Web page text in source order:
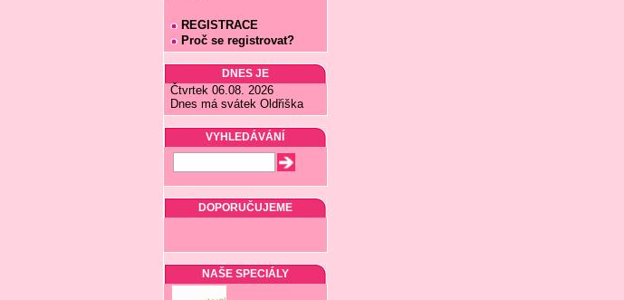
REGISTRACE
Proč se registrovat?
DNES JE
Čtvrtek 06.08. 2026
Dnes má svátek Oldřiška
VYHLEDÁVÁNÍ
DOPORUČUJEME
NAŠE SPECIÁLY